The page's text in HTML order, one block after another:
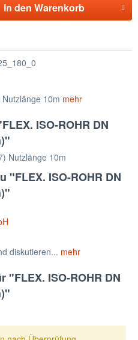
In den Warenkorb
10m mehr
ISO-ROHR DN
Nutzlänge 10m
"FLEX. ISO-ROHR DN
diskutieren... mehr
"FLEX. ISO-ROHR DN